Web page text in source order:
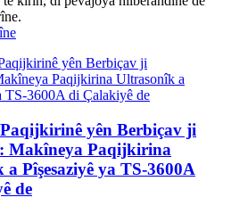
yên Berbiçav ji
Makîneya Paqijkirina
Pîşesaziyê ya TS-3600A
de